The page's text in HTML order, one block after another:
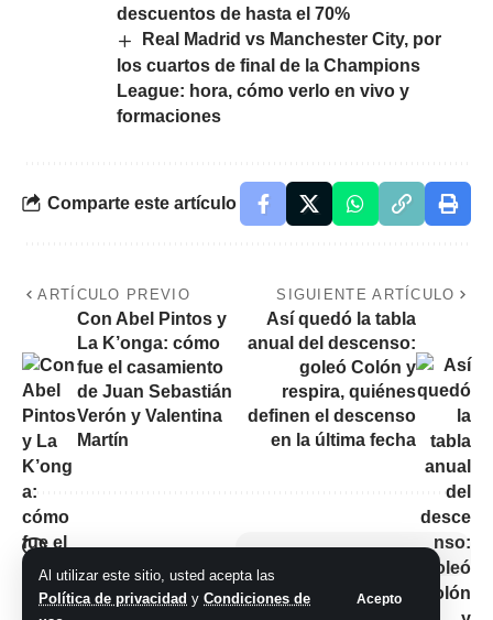
Al utilizar este sitio, usted acepta las
Política de privacidad y Condiciones de
Acepto
descuentos de hasta el 70%
Real Madrid vs Manchester City, por
los cuartos de final de la Champions
League: hora, cómo verlo en vivo y
formaciones
Comparte este artículo
ARTÍCULO PREVIO
Con Abel Pintos y
La K’onga: cómo
fue el casamiento
de Juan Sebastián
Verón y Valentina
Martín
SIGUIENTE ARTÍCULO
Así quedó la tabla
anual del descenso:
goleó Colón y
respira, quiénes
definen el descenso
en la última fecha
No hay comentarios